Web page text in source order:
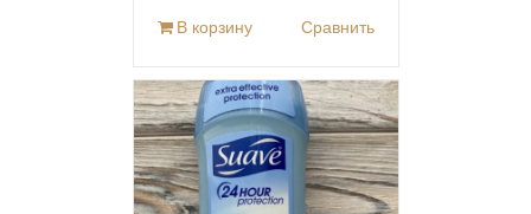
В корзину Сравнить